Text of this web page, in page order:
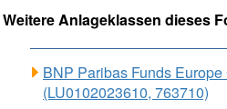
Weitere Anlageklassen dieses
BNP Paribas Funds
(LU0102023610, 763710)